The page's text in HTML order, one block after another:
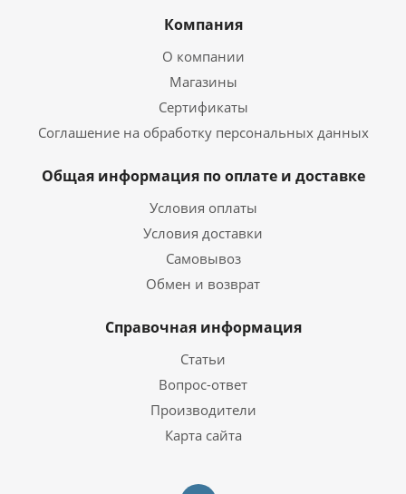
Компания
О компании
Магазины
Сертификаты
Соглашение на обработку персональных данных
Общая информация по оплате и доставке
Условия оплаты
Условия доставки
Самовывоз
Обмен и возврат
Справочная информация
Статьи
Вопрос-ответ
Производители
Карта сайта